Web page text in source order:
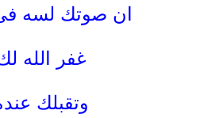
ان صوتك لسه
غفر الله
وتقبلك